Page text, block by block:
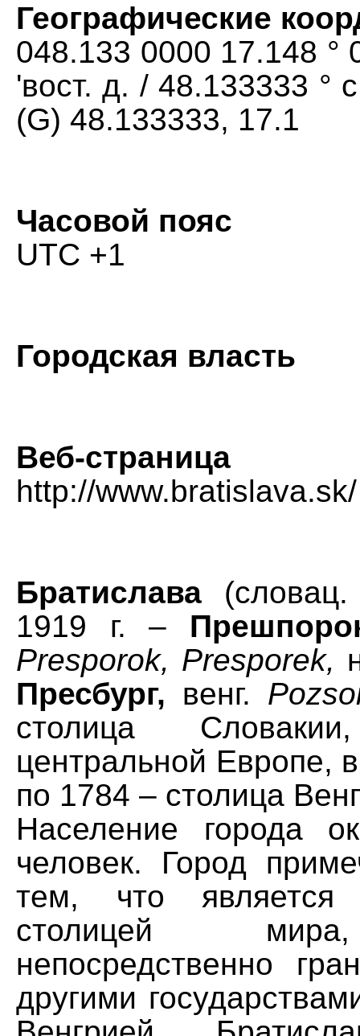
Географические
048.133 0000 17.148 °
'вост. д. / 48.133333 °
(G) 48.133333, 17.1
Часовой пояс
UTC +1
Городская власть
Веб-страница
http://www.bratislava.sk/
Братислава
1919 г. –
Presporok, Presporek,
Пресбург, венг.
столица
центральной Европе,
по 1784 – столица
Население города
человек. Город
тем, что является
столицей
непосредственно
другими